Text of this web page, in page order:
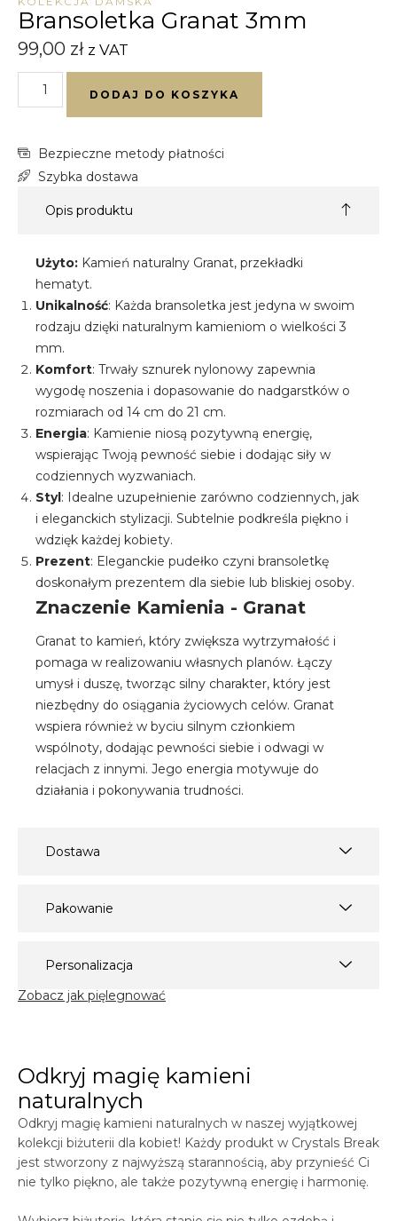
Bransoletka Granat 3mm
99,00 zł z VAT
DODAJ DO KOSZYKA
Bezpieczne metody płatności
Szybka dostawa
Opis produktu
Użyto: Kamień naturalny Granat, przekładki
hematyt.
Unikalność: Każda bransoletka jest jedyna w swoim
rodzaju dzięki naturalnym kamieniom o wielkości 3
mm.
Komfort: Trwały sznurek nylonowy zapewnia
wygodę noszenia i dopasowanie do nadgarstków o
rozmiarach od 14 cm do 21 cm.
Energia: Kamienie niosą pozytywną energię,
wspierając Twoją pewność siebie i dodając siły w
codziennych wyzwaniach.
Styl: Idealne uzupełnienie zarówno codziennych, jak
i eleganckich stylizacji. Subtelnie podkreśla piękno i
wdzięk każdej kobiety.
Prezent: Eleganckie pudełko czyni bransoletkę
doskonałym prezentem dla siebie lub bliskiej osoby.
Znaczenie Kamienia - Granat
Granat to kamień, który zwiększa wytrzymałość i
pomaga w realizowaniu własnych planów. Łączy
umysł i duszę, tworząc silny charakter, który jest
niezbędny do osiągania życiowych celów. Granat
wspiera również w byciu silnym członkiem
wspólnoty, dodając pewności siebie i odwagi w
relacjach z innymi. Jego energia motywuje do
działania i pokonywania trudności.
Dostawa
Pakowanie
Personalizacja
Zobacz jak pięlegnować
Odkryj magię kamieni
naturalnych
Odkryj magię kamieni naturalnych w naszej wyjątkowej
kolekcji biżuterii dla kobiet! Każdy produkt w Crystals Break
jest stworzony z najwyższą starannością, aby przynieść Ci
nie tylko piękno, ale także pozytywną energię i harmonię.